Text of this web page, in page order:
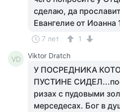
сделаю, да
Евангелие от Иоанна
7 лет 1
VD Viktor Dratch
У ПОСРЕДНИКА
ПУСТИНЕ
ризах с пудовыми
мерседесах. Бог в